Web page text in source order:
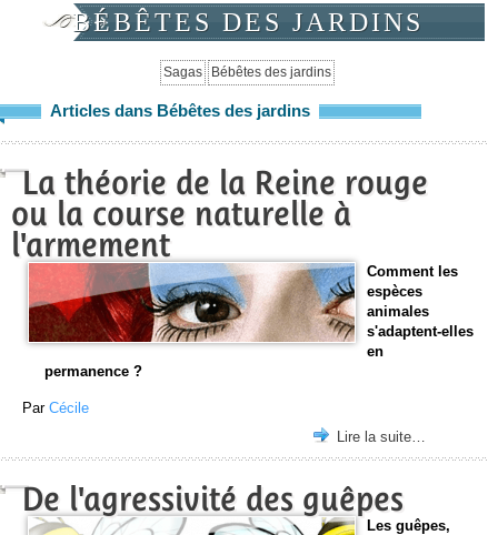
BÉBÊTES DES JARDINS
Sagas Bébêtes des jardins
Articles dans Bébêtes des jardins
La théorie de la Reine rouge
ou la course naturelle à
l'armement
Comment les
espèces
animales
s'adaptent-elles
en
permanence ?
Par Cécile
Lire la suite…
De l'agressivité des guêpes
Les guêpes,